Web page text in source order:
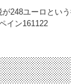
248ユーロとい
イン161122